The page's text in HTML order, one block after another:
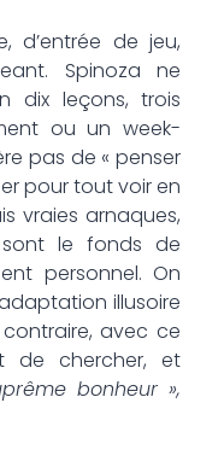
d’entrée de jeu,
Spinoza ne
dix leçons, trois
ou un week-
pas de « penser
pour tout voir en
vraies arnaques,
le fonds de
personnel. On
illusoire
avec ce
de chercher, et
bonheur »,